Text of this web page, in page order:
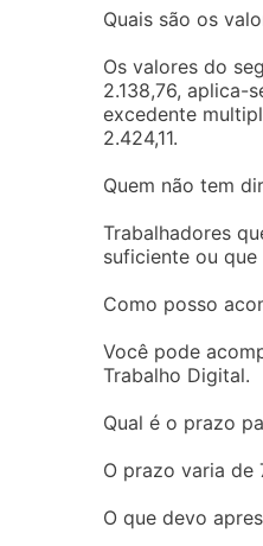
Quais são os
Os valores do
2.138,76, aplica-
excedente
2.424,11.
Quem não tem
Trabalhadores
suficiente ou
Como posso
Você pode
Trabalho Digital.
Qual é o prazo
O prazo varia de
O que devo